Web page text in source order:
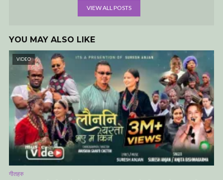
VIEW ALL POSTS
YOU MAY ALSO LIKE
VIDEO
गीतहरु